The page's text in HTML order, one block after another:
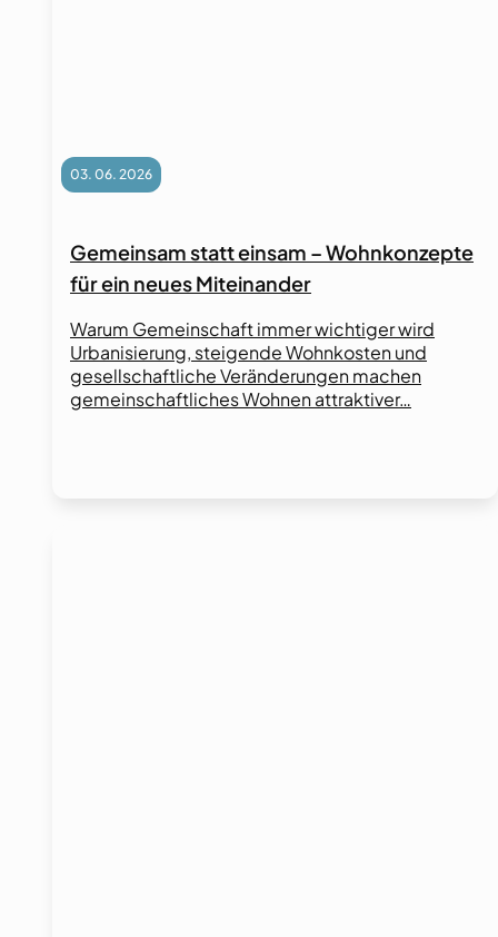
03. 06. 2026
Gemeinsam statt einsam – Wohnkonzepte
für ein neues Miteinander
Warum Gemeinschaft immer wichtiger wird
Urbanisierung, steigende Wohnkosten und
gesellschaftliche Veränderungen machen
gemeinschaftliches Wohnen attraktiver…